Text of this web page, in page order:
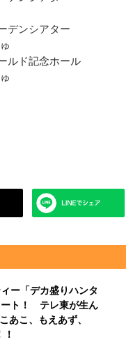
デンシアター
ルド記念ホール
ー「デカ盛りハンタ
ート！ テレ東が生ん
あこ、もえあず、